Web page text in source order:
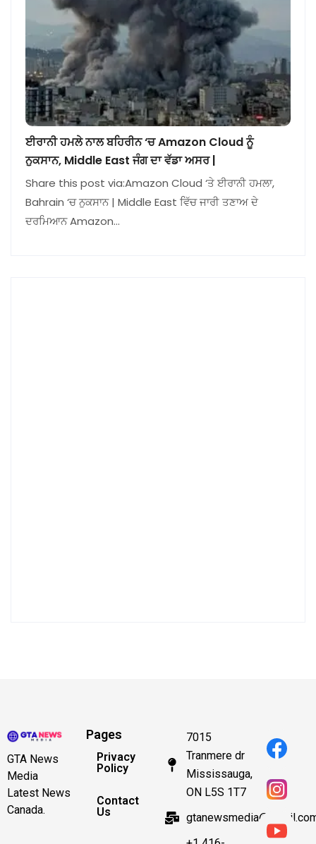
ਈਰਾਨੀ ਹਮਲੇ ਨਾਲ ਬਹਿਰੀਨ ‘ਚ Amazon Cloud ਨੂੰ
ਨੁਕਸਾਨ, Middle East ਜੰਗ ਦਾ ਵੱਡਾ ਅਸਰ |
Share this post via:Amazon Cloud ‘ਤੇ ਈਰਾਨੀ ਹਮਲਾ,
Bahrain ‘ਚ ਨੁਕਸਾਨ | Middle East ਵਿੱਚ ਜਾਰੀ ਤਣਾਅ ਦੇ
ਦਰਮਿਆਨ Amazon…
GTA News
Media
Latest News
Canada.
Pages
Privacy
Policy
Contact
Us
7015
Tranmere dr
Mississauga,
ON L5S 1T7